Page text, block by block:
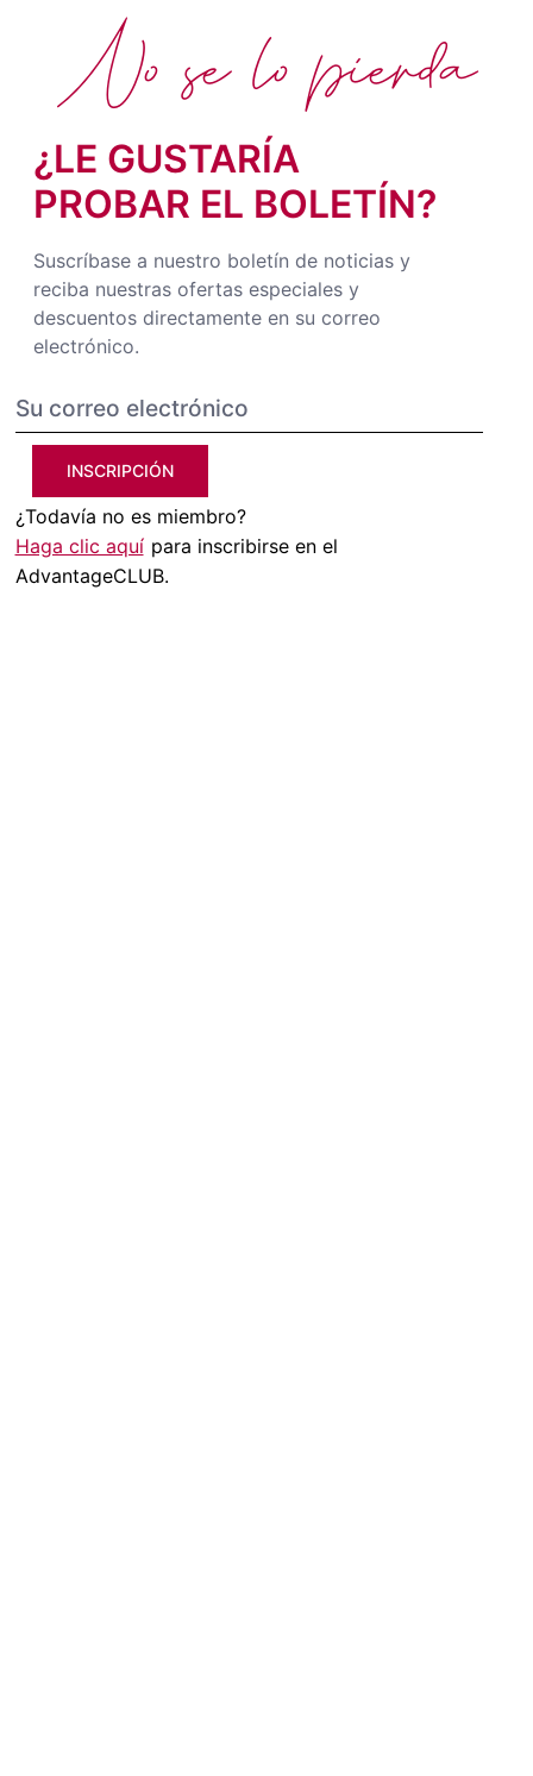
¿LE GUSTARÍA
PROBAR EL BOLETÍN?
Suscríbase a nuestro boletín de noticias y
reciba nuestras ofertas especiales y
descuentos directamente en su correo
electrónico.
INSCRIPCIÓN
¿Todavía no es miembro?
Haga clic aquí para inscribirse en el
AdvantageCLUB.
No se lo pierda